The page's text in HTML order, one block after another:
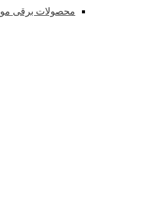
محصولات برقی مو